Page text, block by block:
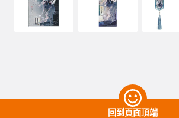
回到頁面頂端